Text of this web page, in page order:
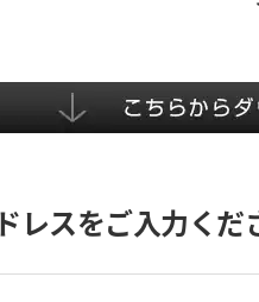
レスをご入力くだ